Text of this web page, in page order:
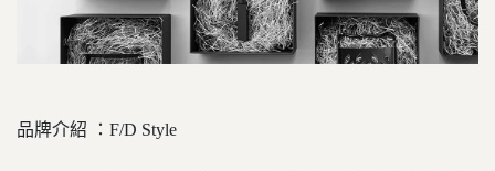
品牌介紹 ：F/D Style